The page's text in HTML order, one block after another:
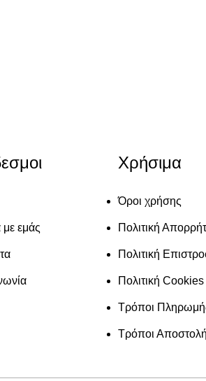
με εμάς
Χρήσιμα
Όροι χρήσης
Πολιτική
Πολιτική
Πολιτική Cookies
Τρόποι
Τρόποι